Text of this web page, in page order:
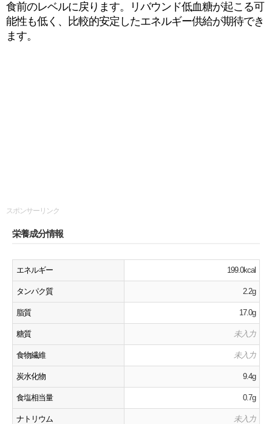
食前のレベルに戻ります。リバウンド低血糖が起こる可
能性も低く、比較的安定したエネルギー供給が期待でき
ます。
スポンサーリンク
栄養成分情報
エネルギー 199.0kcal
タンパク質 2.2g
脂質 17.0g
糖質 未入力
食物繊維 未入力
炭水化物 9.4g
食塩相当量 0.7g
ナトリウム 未入力